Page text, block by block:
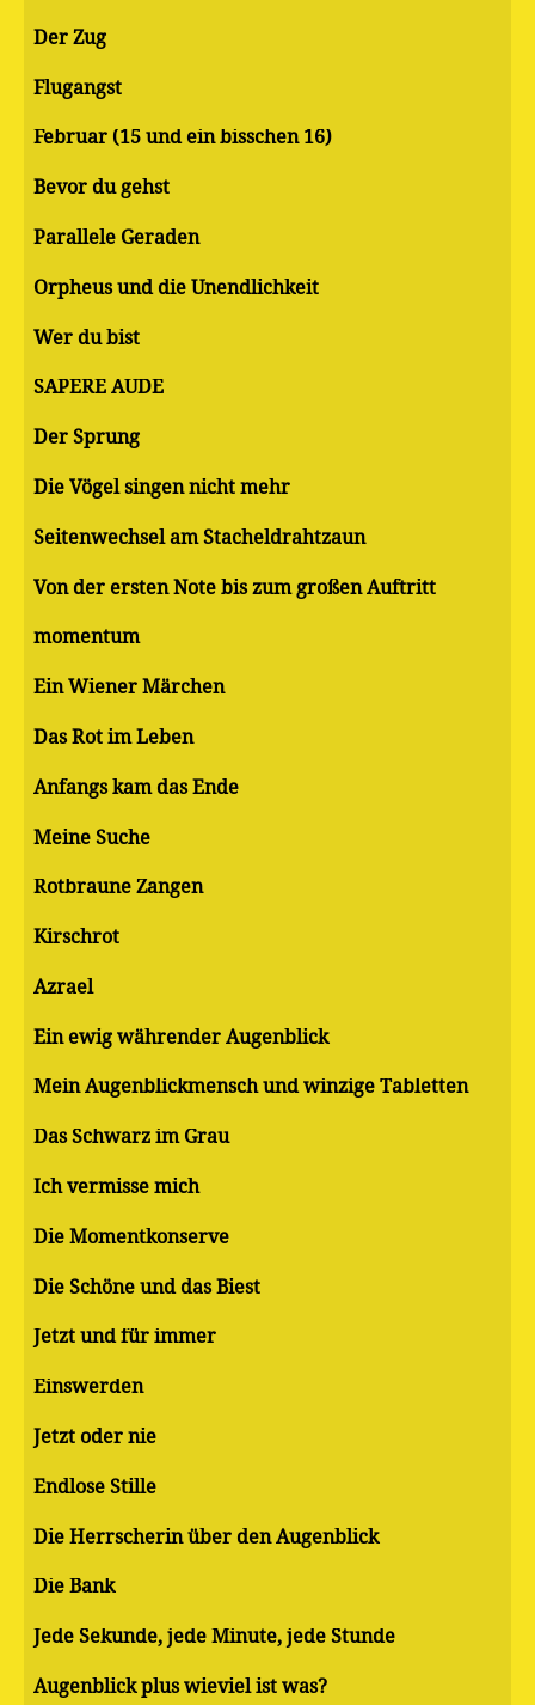
Der Zug
Flugangst
Februar (15 und ein bisschen 16)
Bevor du gehst
Parallele Geraden
Orpheus und die Unendlichkeit
Wer du bist
SAPERE AUDE
Der Sprung
Die Vögel singen nicht mehr
Seitenwechsel am Stacheldrahtzaun
Von der ersten Note bis zum großen Auftritt
momentum
Ein Wiener Märchen
Das Rot im Leben
Anfangs kam das Ende
Meine Suche
Rotbraune Zangen
Kirschrot
Azrael
Ein ewig währender Augenblick
Mein Augenblickmensch und winzige Tabletten
Das Schwarz im Grau
Ich vermisse mich
Die Momentkonserve
Die Schöne und das Biest
Jetzt und für immer
Einswerden
Jetzt oder nie
Endlose Stille
Die Herrscherin über den Augenblick
Die Bank
Jede Sekunde, jede Minute, jede Stunde
Augenblick plus wieviel ist was?